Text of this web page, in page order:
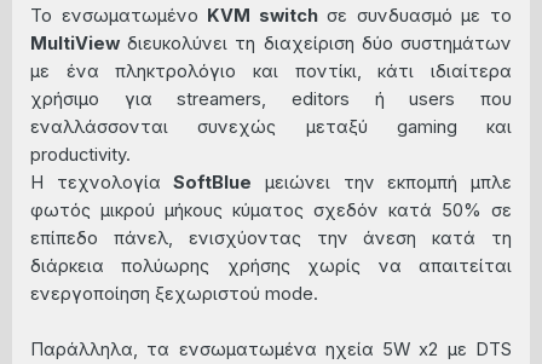
Το ενσωματωμένο KVM switchσε συνδυασμό με το
MultiView διευκολύνει τη διαχείριση δύο συστημάτων
με ένα πληκτρολόγιο και ποντίκι, κάτι ιδιαίτερα
χρήσιμο για streamers, editors ή users που
εναλλάσσονται συνεχώς μεταξύ gaming και
productivity.
Η τεχνολογίαSoftBlue μειώνει την εκπομπή μπλε
φωτός μικρού μήκους κύματος σχεδόν κατά 50% σε
επίπεδο πάνελ, ενισχύοντας την άνεση κατά τη
διάρκεια πολύωρης χρήσης χωρίς να απαιτείται
ενεργοποίηση ξεχωριστού mode.
Παράλληλα, τα ενσωματωμένα ηχεία 5W x2 με DTS